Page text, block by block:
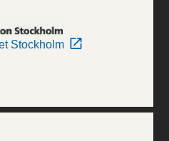
Stockholm